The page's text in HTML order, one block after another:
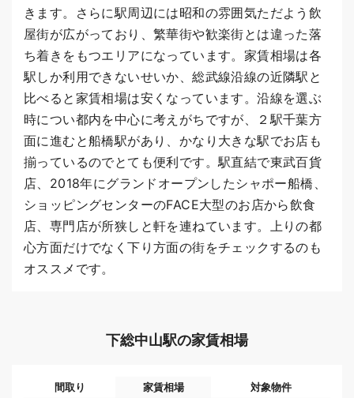
きます。さらに駅周辺には昭和の雰囲気ただよう飲
屋街が広がっており、繁華街や歓楽街とは違った落
ち着きをもつエリアになっています。家賃相場は各
駅しか利用できないせいか、総武線沿線の近隣駅と
比べると家賃相場は安くなっています。沿線を選ぶ
時につい都内を中心に考えがちですが、２駅千葉方
面に進むと船橋駅があり、かなり大きな駅でお店も
揃っているのでとても便利です。駅直結で東武百貨
店、2018年にグランドオープンしたシャポー船橋、
ショッピングセンターのFACE大型のお店から飲食
店、専門店が所狭しと軒を連ねています。上りの都
心方面だけでなく下り方面の街をチェックするのも
オススメです。
下総中山駅の家賃相場
間取り 家賃相場
対象物件